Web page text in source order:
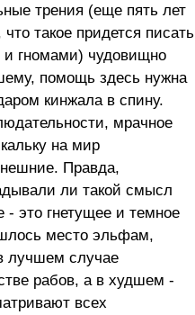
трения (еще пять лет
такое придется писать
гномами) чудовищно
помощь здесь нужна
кинжала в спину.
мрачное
на мир
Правда,
ли такой смысл
это гнетущее и темное
место эльфам,
лучшем случае
рабов, а в худшем -
всех